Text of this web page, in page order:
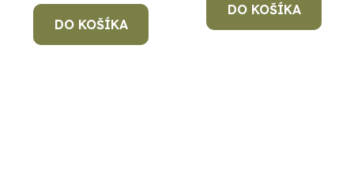
DO KOŠÍKA
DO KOŠÍKA